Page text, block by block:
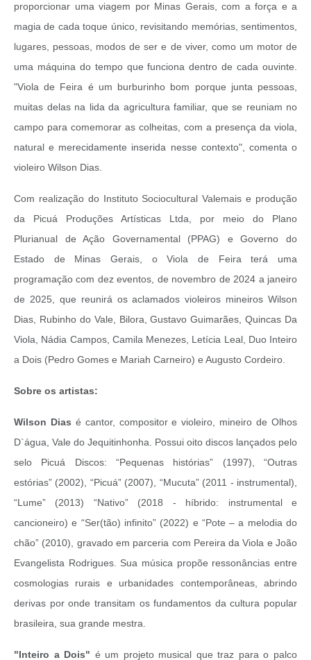
proporcionar uma viagem por Minas Gerais, com a força e a
magia de cada toque único, revisitando memórias, sentimentos,
lugares, pessoas, modos de ser e de viver, como um motor de
uma máquina do tempo que funciona dentro de cada ouvinte.
"Viola de Feira é um burburinho bom porque junta pessoas,
muitas delas na lida da agricultura familiar, que se reuniam no
campo para comemorar as colheitas, com a presença da viola,
natural e merecidamente inserida nesse contexto", comenta o
violeiro Wilson Dias.
Com realização do Instituto Sociocultural Valemais e produção
da Picuá Produções Artísticas Ltda, por meio do Plano
Plurianual de Ação Governamental (PPAG) e Governo do
Estado de Minas Gerais, o Viola de Feira terá uma
programação com dez eventos, de novembro de 2024 a janeiro
de 2025, que reunirá os aclamados violeiros mineiros Wilson
Dias, Rubinho do Vale, Bilora, Gustavo Guimarães, Quincas Da
Viola, Nádia Campos, Camila Menezes, Letícia Leal, Duo Inteiro
a Dois (Pedro Gomes e Mariah Carneiro) e Augusto Cordeiro.
Sobre os artistas:
Wilson Dias é cantor, compositor e violeiro, mineiro de Olhos
D`água, Vale do Jequitinhonha. Possui oito discos lançados pelo
selo Picuá Discos: “Pequenas histórias” (1997), “Outras
estórias” (2002), “Picuá” (2007), “Mucuta” (2011 - instrumental),
“Lume” (2013) “Nativo” (2018 - híbrido: instrumental e
cancioneiro) e “Ser(tão) infinito” (2022) e “Pote – a melodia do
chão” (2010), gravado em parceria com Pereira da Viola e João
Evangelista Rodrigues. Sua música propõe ressonâncias entre
cosmologias rurais e urbanidades contemporâneas, abrindo
derivas por onde transitam os fundamentos da cultura popular
brasileira, sua grande mestra.
"Inteiro a Dois" é um projeto musical que traz para o palco